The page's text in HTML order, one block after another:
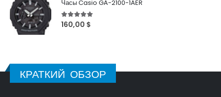
Часы Casio GA-2100-1AER
5out of 5
160,00 $
КРАТКИЙ ОБЗОР